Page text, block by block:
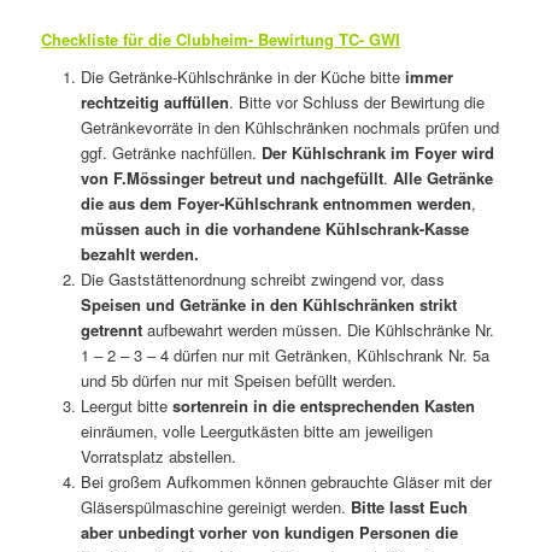
Checkliste für die Clubheim- Bewirtung TC- GWI
Die Getränke-Kühlschränke in der Küche bitte immer
rechtzeitig auffüllen. Bitte vor Schluss der Bewirtung die
Getränkevorräte in den Kühlschränken nochmals prüfen und
ggf. Getränke nachfüllen. Der Kühlschrank im Foyer wird
von F.Mössinger betreut und nachgefüllt. Alle Getränke
die aus dem Foyer-Kühlschrank entnommen werden,
müssen auch in die vorhandene Kühlschrank-Kasse
bezahlt werden.
Die Gaststättenordnung schreibt zwingend vor, dass
Speisen und Getränke in den Kühlschränken strikt
getrennt aufbewahrt werden müssen. Die Kühlschränke Nr.
1 – 2 – 3 – 4 dürfen nur mit Getränken, Kühlschrank Nr. 5a
und 5b dürfen nur mit Speisen befüllt werden.
Leergut bitte sortenrein in die entsprechenden Kasten
einräumen, volle Leergutkästen bitte am jeweiligen
Vorratsplatz abstellen.
Bei großem Aufkommen können gebrauchte Gläser mit der
Gläserspülmaschine gereinigt werden. Bitte lasst Euch
aber unbedingt vorher von kundigen Personen die